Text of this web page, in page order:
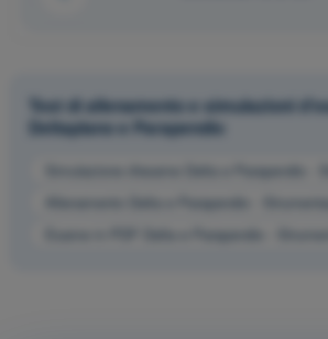
Test di allenamento e simulazioni
Deltaplano e Parapendio
Simulazione d'esame Delta e Parapendio -
Allenamento Delta e Parapendio -
Esame in PDF Delta e Parapendio -